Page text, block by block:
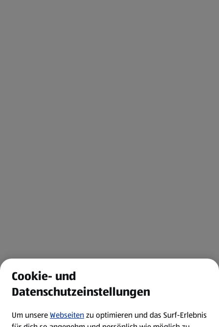
Cookie- und
Datenschutzeinstellungen
Um unsereWebseitenzu optimieren und das Surf-Erlebnis